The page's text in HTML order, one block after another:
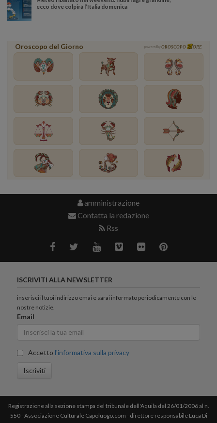
ecco dove colpirà l’Italia domenica
Oroscopo del Giorno powered by OROSCOPO ORE
amministrazione
Contatta la redazione
Rss
ISCRIVITI ALLA NEWSLETTER
inserisci il tuoi indirizzo emai e sarai informato periodicamente con le
nostre notizie.
Email
Accetto l'informativa sulla privacy
Iscriviti
Registrazione alla sezione stampa del tribunale dell'Aquila del 26/01/2006 al n.
550 - Associazione Culturale Capoluogo.com - direttore responsabile Luca Di